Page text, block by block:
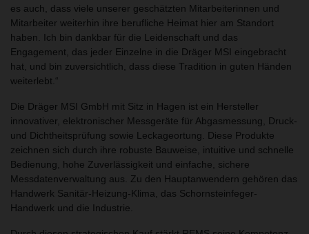
es auch, dass viele unserer geschätzten Mitarbeiterinnen und
Mitarbeiter weiterhin ihre berufliche Heimat hier am Standort
haben. Ich bin dankbar für die Leidenschaft und das
Engagement, das jeder Einzelne in die Dräger MSI eingebracht
hat, und bin zuversichtlich, dass diese Tradition in guten Händen
weiterlebt.
Die Dräger MSI GmbH mit Sitz in Hagen ist ein Hersteller
innovativer, elektronischer Messgeräte für Abgasmessung, Druck-
und Dichtheitsprüfung sowie Leckageortung. Diese Produkte
zeichnen sich durch ihre robuste Bauweise, intuitive und schnelle
Bedienung, hohe Zuverlässigkeit und einfache, sichere
Messdatenverwaltung aus. Zu den Hauptanwendern gehören das
Handwerk Sanitär-Heizung-Klima, das Schornsteinfeger-
Handwerk und die Industrie.